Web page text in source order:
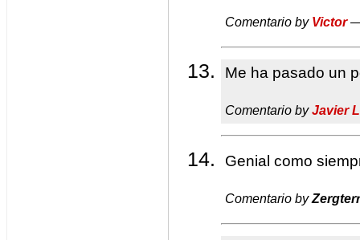
Comentario by Victor—
Me ha pasado un
Comentario byJavier
Genial como
Comentario by